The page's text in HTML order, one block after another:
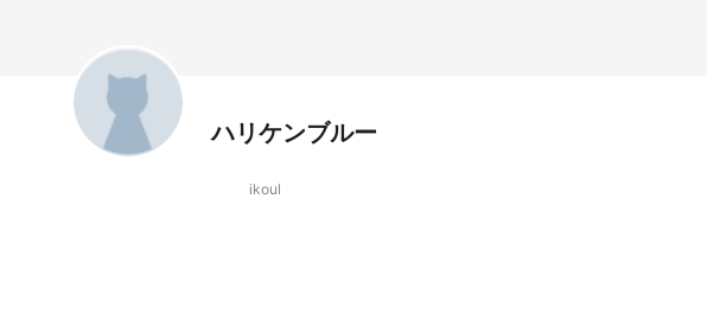
ハリケンブルー
ikoul